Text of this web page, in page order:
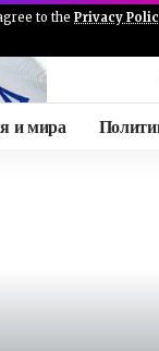
to the Privacy
и мира